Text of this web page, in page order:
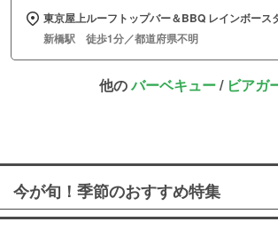
東京屋上ルーフトップバー＆BBQ レインボース
新橋駅 徒歩1分／都道府県不明
他のバーベキュー/ ビアガ
今が旬！季節のおすすめ特集